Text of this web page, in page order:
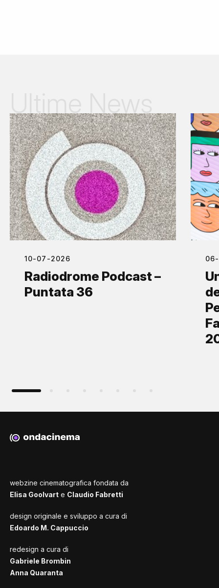
10-07-2026
Radiodrome Podcast –
Puntata 36
webzine cinematografica fondata da
Elisa Goolvart e Claudio Fabretti
design originale e sviluppo a cura di
Edoardo M. Cappuccio
redesign a cura di
Gabriele Brombin
Anna Quaranta